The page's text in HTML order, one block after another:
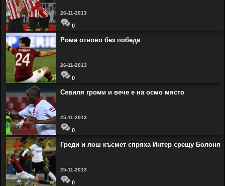
26-11-2013
0
Рома отново без победа
26-11-2013
0
Севиля громи и вече е на осмо място
25-11-2013
0
Греди и лош късмет спряха Интер срещу Болоня
25-11-2013
0